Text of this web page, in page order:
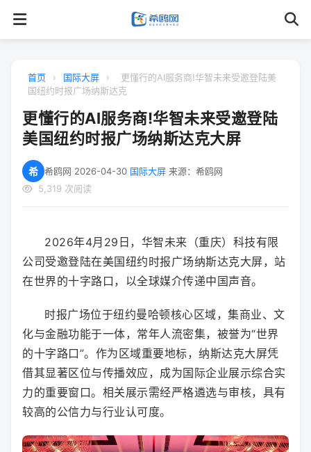
首页 › 国际大屏 ›
更懂行的AI服务商!华智未来受邀登陆美
国纽约时报广场纳斯达克
更懂行的AI服务商!华智未来受邀登陆
美国纽约时报广场纳斯达克大屏
希 希鸥网·2026-04-30·国际大屏·来源：希鸥网
5,319 次阅读
2026年4月29日，华智未来（重庆）科技有限
公司受邀登陆在美国纽约时报广场纳斯达克大屏，站
在世界的十字路口，以全球媒介传递中国声音。
时报广场位于纽约曼哈顿核心区域，集商业、文
化与金融功能于一体，常年人流密集，被誉为“世界
的十字路口”。作为区域重要地标，纳斯达克大屏凭
借其显著区位与传播效应，成为国际企业展示综合实
力的重要窗口。相关展示需经严格遴选与审核，具有
较高的公信力与行业认可度。